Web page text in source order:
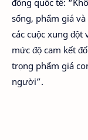
sống, phẩm giá
các cuộc xung đột
mức độ cam kết
trọng phẩm giá
người”.